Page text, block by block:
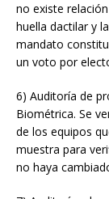
no existe
huella dactilar y
mandato
un voto por
6) Auditoría de
Biométrica. Se
de los equipos
muestra para
no haya